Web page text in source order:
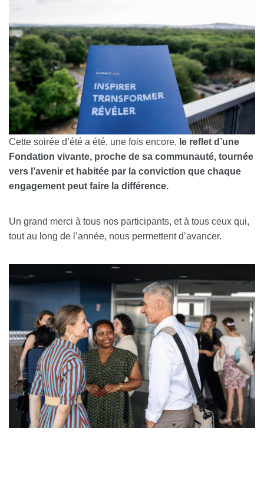
Cette soirée d’été a été, une fois encore, le reflet d’une
Fondation vivante, proche de sa communauté, tournée
vers l’avenir et habitée par la conviction que chaque
engagement peut faire la différence.
Un grand merci à tous nos participants, et à tous ceux qui,
tout au long de l’année, nous permettent d’avancer.